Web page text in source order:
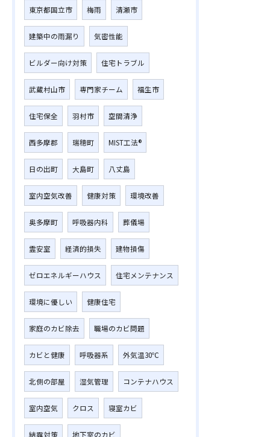
東京都国立市 梅雨 清瀬市
建築中の雨漏り 気密性能
ビルダー向け対策 住宅トラブル
武蔵村山市 専門家チーム 福生市
住宅保全 羽村市 空間清浄
西多摩郡 瑞穂町 MIST工法®︎
日の出町 大島町 八丈島
室内空気改善 健康対策 環境改善
奥多摩町 呼吸器内科 葬儀場
霊安室 経済的損失 建物損傷
ゼロエネルギーハウス 住宅メンテナンス
環境に優しい 健康住宅
家庭のカビ除去 職場のカビ問題
カビと健康 呼吸器系 外気温30℃
北側の部屋 湿気管理 コンテナハウス
室内空気 クロス 寝室カビ
結露対策 地下室のカビ